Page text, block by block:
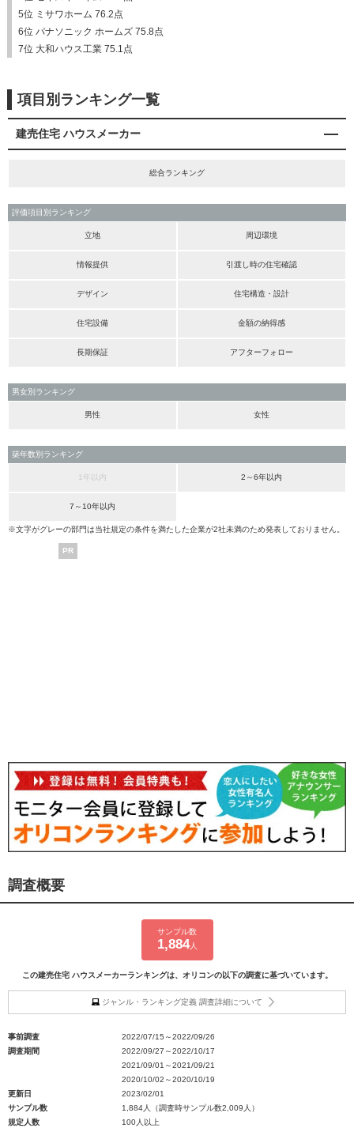
5位 ミサワホーム 76.2点
6位 パナソニック ホームズ 75.8点
7位 大和ハウス工業 75.1点
項目別ランキング一覧
建売住宅 ハウスメーカー
総合ランキング
評価項目別ランキング
立地 周辺環境
情報提供 引渡し時の住宅確認
デザイン 住宅構造・設計
住宅設備 金額の納得感
長期保証 アフターフォロー
男女別ランキング
男性 女性
築年数別ランキング
1年以内 2～6年以内
7～10年以内
※文字がグレーの部門は当社規定の条件を満たした企業が2社未満のため発表しておりません。
PR
調査概要
サンプル数
1,884人
この建売住宅 ハウスメーカーランキングは、オリコンの以下の調査に基づいています。
ジャンル・ランキング定義 調査詳細について
事前調査
2022/07/15～2022/09/26
調査期間
2022/09/27～2022/10/17
2021/09/01～2021/09/21
2020/10/02～2020/10/19
更新日
2023/02/01
サンプル数
1,884人（調査時サンプル数2,009人）
規定人数
100人以上